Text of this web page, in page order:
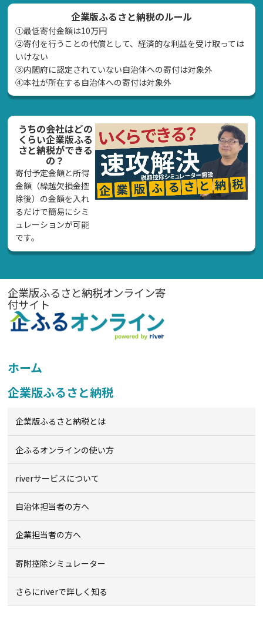
企業版ふるさと納税のルール
①最低寄付金額は10万円
②寄付を行うことの代償として、経済的な利益を受け取っては
いけない
➂内閣府に認定されていない自治体への寄付は対象外
④本社が所在する自治体への寄付は対象外
うちの会社はどの
くらい企業版ふる
さと納税ができる
の？
寄付予定金額と所得
金額（繰越欠損金控
除後）の金額を入れ
るだけで簡易にシミ
ュレーションが可能
です。
企業版ふるさと納税オンライン寄
付サイト
ホーム
企業版ふるさと納税
企業版ふるさと納税とは
企ふるオンラインの使い方
riverサービスについて
自治体担当者の方へ
企業担当者の方へ
寄附控除シミュレーター
さらにriverで詳しく知る